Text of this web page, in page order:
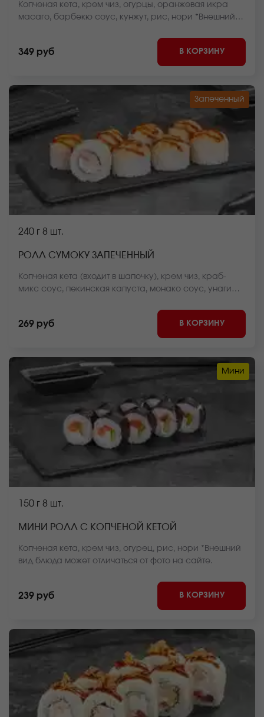
Копченая кета, крем чиз, огурцы, оранжевая икра
масаго, барбекю соус, кунжут, рис, нори *Внешний
349 руб В КОРЗИНУ
Запеченный
240 г 8 шт.
РОЛЛ СУМОКУ ЗАПЕЧЕННЫЙ
Копченая кета (входит в шапочку), крем чиз, краб-
микс соус, пекинская капуста, монако соус, унаги
269 руб В КОРЗИНУ
Мини
150 г 8 шт.
МИНИ РОЛЛ С КОПЧЕНОЙ КЕТОЙ
Копченая кета, крем чиз, огурец, рис, нори *Внешний
вид блюда может отличаться от фото на сайте.
239 руб В КОРЗИНУ